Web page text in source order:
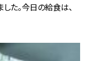
た。今日の給食は、